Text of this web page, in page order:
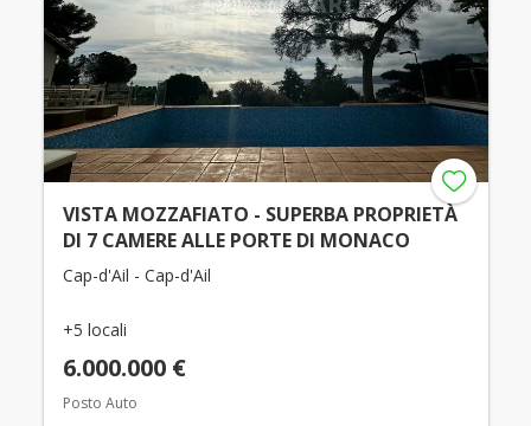
VISTA MOZZAFIATO - SUPERBA PROPRIETÀ
DI 7 CAMERE ALLE PORTE DI MONACO
Cap-d'Ail - Cap-d'Ail
+5 locali
6.000.000 €
Posto Auto